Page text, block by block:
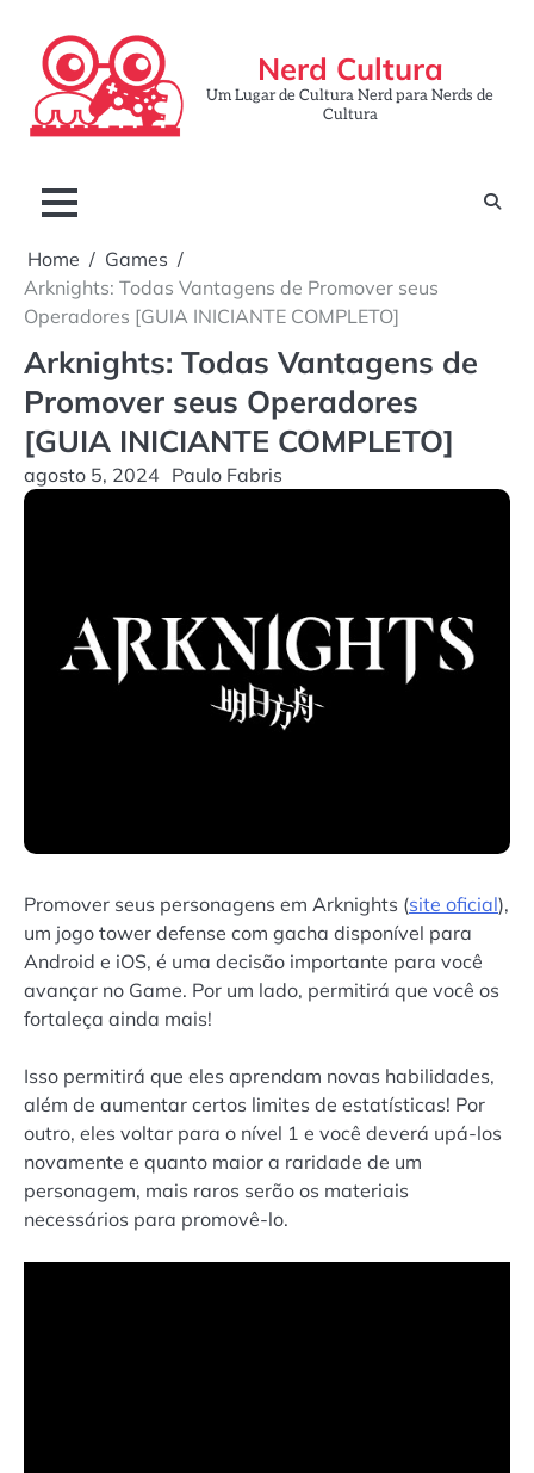
content
Nerd Cultura
Um Lugar de Cultura Nerd para Nerds de
Cultura
Home
Games
Arknights: Todas Vantagens de Promover seus
Operadores [GUIA INICIANTE COMPLETO]
Arknights: Todas Vantagens de
Promover seus Operadores
[GUIA INICIANTE COMPLETO]
agosto 5, 2024 Paulo Fabris
Promover seus personagens em Arknights (site oficial),
um jogo tower defense com gacha disponível para
Android e iOS, é uma decisão importante para você
avançar no Game. Por um lado, permitirá que você os
fortaleça ainda mais!
Isso permitirá que eles aprendam novas habilidades,
além de aumentar certos limites de estatísticas! Por
outro, eles voltar para o nível 1 e você deverá upá-los
novamente e quanto maior a raridade de um
personagem, mais raros serão os materiais
necessários para promovê-lo.